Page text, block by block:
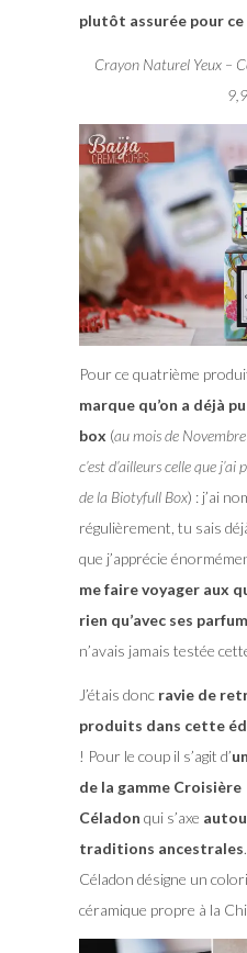
plutôt assurée pour ce
Crayon Naturel Yeux –
Pour ce quatrième
marque qu’on a déjà
box (au mois de
c’est d’ailleurs celle que
de la Biotyfull Box) : j’ai
régulièrement, tu sais
que j’apprécie
me faire voyager aux
rien qu’avec ses
n’avais jamais testée
J’étais donc ravie de
produits dans cette
! Pour le coup il s’agit d’
de la gamme Croisière
Céladon qui s’axe
traditions ancestrales
Céladon désigne un
céramique propre à la